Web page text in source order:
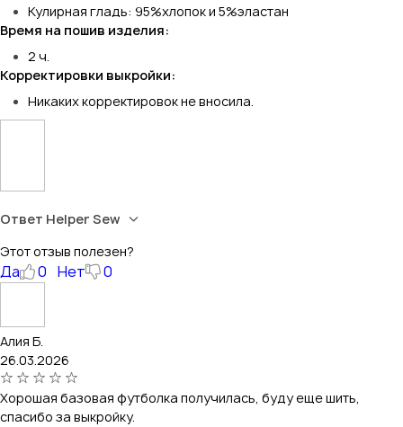
Кулирная гладь: 95%хлопок и 5%эластан
Время на пошив изделия:
2 ч.
Корректировки выкройки:
Никаких корректировок не вносила.
Ответ Helper Sew
Этот отзыв полезен?
Да 0 Нет 0
Алия Б.
26.03.2026
Хорошая базовая футболка получилась, буду еще шить,
спасибо за выкройку.